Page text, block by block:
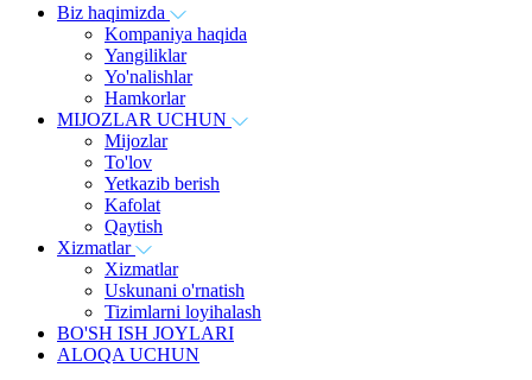
Biz haqimizda
Kompaniya haqida
Yangiliklar
Yo'nalishlar
Hamkorlar
MIJOZLAR UCHUN
Mijozlar
To'lov
Yetkazib berish
Kafolat
Qaytish
Xizmatlar
Xizmatlar
Uskunani o'rnatish
Tizimlarni loyihalash
BO'SH ISH JOYLARI
ALOQA UCHUN